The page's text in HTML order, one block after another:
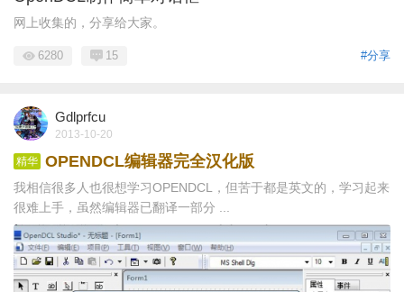
网上收集的，分享给大家。
#分享
6280 15
Gdlprfcu
2013-10-20
精华 OPENDCL编辑器完全汉化版
我相信很多人也很想学习OPENDCL，但苦于都是英文的，学习起来
很难上手，虽然编辑器已翻译一部分 ...